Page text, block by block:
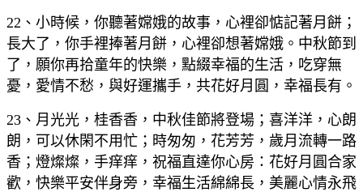
22、小時候，你聽著嫦娥的故事，心裡卻惦記著月餅；
長大了，你手裡捧著月餅，心裡卻想著嫦娥。中秋節到
了，願你再拾童年的快樂，點綴幸福的生活，吃穿無
憂，愛情不愁，與好運攜手，共花好月圓，幸福長有。
23、月光光，桂香香，中秋佳節將登場；喜洋洋，心朗
朗，可以休閑不用忙；時匆匆，花芳芳，歲月流轉一路
香；燈燦燦，手痒痒，祝福直達你心房：花好月圓合家
歡，快樂平安伴身旁，幸福生活綿綿長，美麗心情永飛